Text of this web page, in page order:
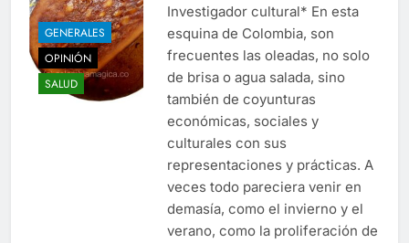
GENERALES
OPINIÓN
SALUD
Investigador cultural* En esta
esquina de Colombia, son
frecuentes las oleadas, no solo
de brisa o agua salada, sino
también de coyunturas
económicas, sociales y
culturales con sus
representaciones y prácticas. A
veces todo pareciera venir en
demasía, como el invierno y el
verano, como la proliferación de